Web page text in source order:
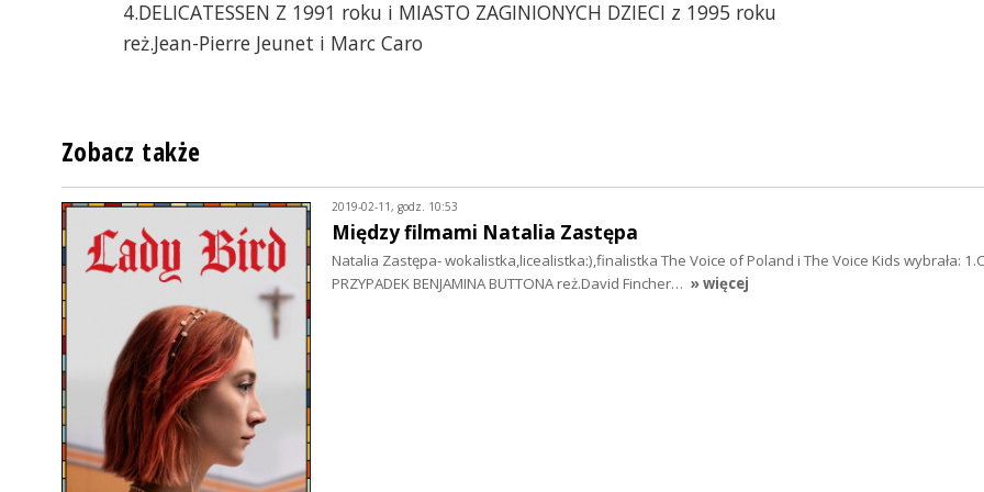
4.DELICATESSEN Z 1991 roku i MIASTO ZAGINIONYCH DZIECI z 1995 roku
reż.Jean-Pierre Jeunet i Marc Caro
Zobacz także
2019-02-11, godz. 10:53
Między filmami Natalia Zastępa
Natalia Zastępa- wokalistka,licealistka:),finalistka The Voice of Poland i The Voice Kids wybrała:
PRZYPADEK BENJAMINA BUTTONA reż.David Fincher… » więcej